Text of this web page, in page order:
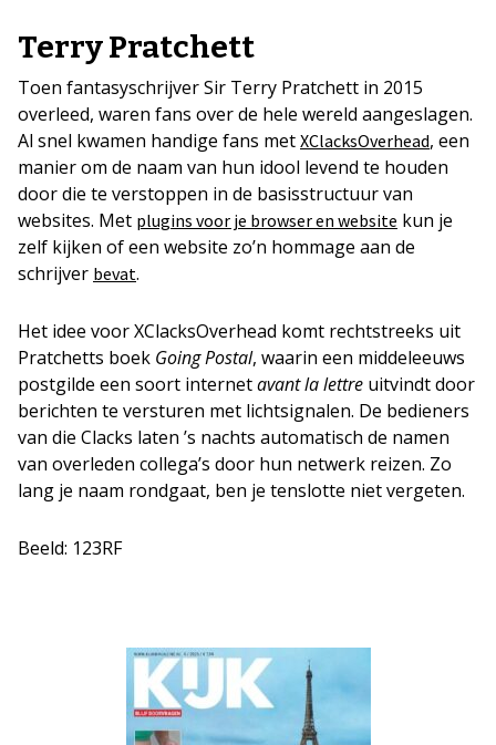
Terry Pratchett
Toen fantasyschrijver Sir Terry Pratchett in 2015
overleed, waren fans over de hele wereld aangeslagen.
Al snel kwamen handige fans met XClacksOverhead, een
manier om de naam van hun idool levend te houden
door die te verstoppen in de basisstructuur van
websites. Met plugins voor je browser en website kun je
zelf kijken of een website zo’n hommage aan de
schrijver bevat.
Het idee voor XClacksOverhead komt rechtstreeks uit
Pratchetts boek Going Postal, waarin een middeleeuws
postgilde een soort internetavant la lettre uitvindt door
berichten te versturen met lichtsignalen. De bedieners
van die Clacks laten ’s nachts automatisch de namen
van overleden collega’s door hun netwerk reizen. Zo
lang je naam rondgaat, ben je tenslotte niet vergeten.
Beeld: 123RF